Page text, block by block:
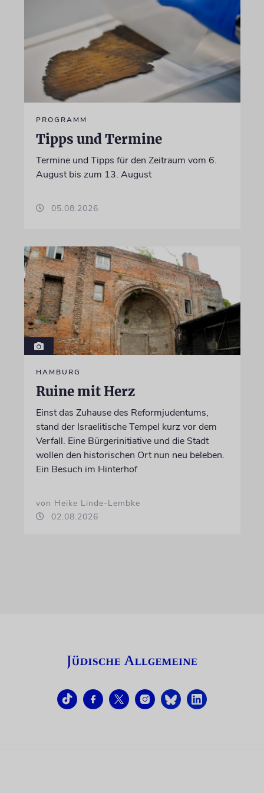
PROGRAMM
Tipps und Termine
Termine und Tipps für den Zeitraum vom 6.
August bis zum 13. August
05.08.2026
HAMBURG
Ruine mit Herz
Einst das Zuhause des Reformjudentums,
stand der Israelitische Tempel kurz vor dem
Verfall. Eine Bürgerinitiative und die Stadt
wollen den historischen Ort nun neu beleben.
Ein Besuch im Hinterhof
von Heike Linde-Lembke
02.08.2026